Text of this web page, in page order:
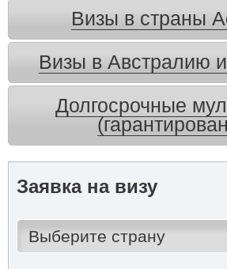
Визы в страны
Визы в Австралию
Долгосрочные
Заявка на визу